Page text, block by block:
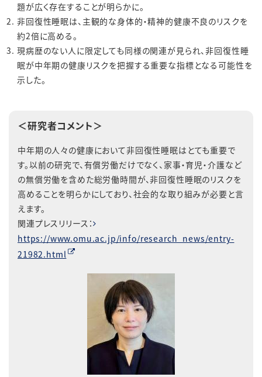
題が広く存在することが明らかに。
非回復性睡眠は、主観的な身体的・精神的健康不良のリスクを
約2倍に高める。
現病歴のない人に限定しても同様の関連が見られ、非回復性睡
眠が中年期の健康リスクを把握する重要な指標となる可能性を
示した。
＜研究者コメント＞
中年期の人々の健康において非回復性睡眠はとても重要で
す。以前の研究で、有償労働だけでなく、家事・育児・介護など
の無償労働を含めた総労働時間が、非回復性睡眠のリスクを
高めることを明らかにしており、社会的な取り組みが必要と言
えます。
関連プレスリリース：
https://www.omu.ac.jp/info/research_news/entry-
21982.html